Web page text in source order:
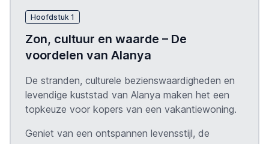
Hoofdstuk 1
Zon, cultuur en waarde – De
voordelen van Alanya
De stranden, culturele bezienswaardigheden en
levendige kuststad van Alanya maken het een
topkeuze voor kopers van een vakantiewoning.
Geniet van een ontspannen levensstijl, de